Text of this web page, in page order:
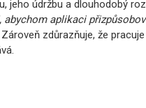
jeho údržbu a dlouhodobý
abychom aplikaci
zdůrazňuje, že